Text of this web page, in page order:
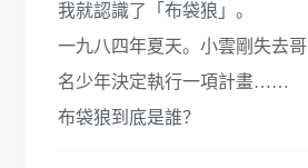
我就認識了「布袋狼」。
一九八四年夏天。小雲剛失去
名少年決定執行一項計畫……
布袋狼到底是誰？